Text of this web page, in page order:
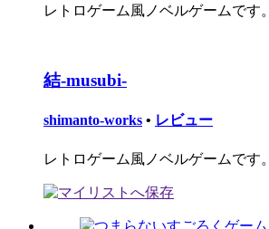
レトロゲーム風ノベルゲームです。
結-musubi-
shimanto-works • レビュー
レトロゲーム風ノベルゲームです。